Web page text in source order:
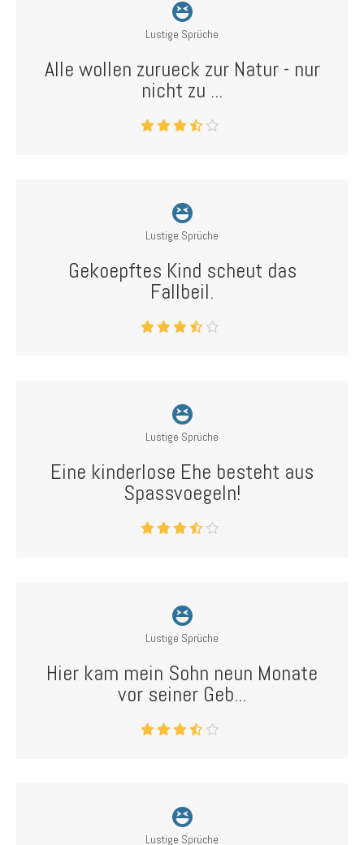
Lustige Sprüche
Alle wollen zurueck zur Natur - nur
nicht zu ...
Lustige Sprüche
Gekoepftes Kind scheut das
Fallbeil.
Lustige Sprüche
Eine kinderlose Ehe besteht aus
Spassvoegeln!
Lustige Sprüche
Hier kam mein Sohn neun Monate
vor seiner Geb...
Lustige Sprüche